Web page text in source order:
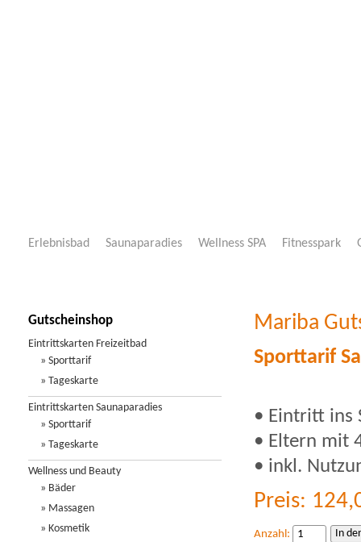
Erlebnisbad Saunaparadies Wellness SPA Fitnesspark
Gutscheinshop
Eintrittskarten Freizeitbad
» Sporttarif
» Tageskarte
Eintrittskarten Saunaparadies
» Sporttarif
» Tageskarte
Wellness und Beauty
» Bäder
» Massagen
» Kosmetik
Mariba
Sporttarif
• Eintritt ins
• Eltern mit
• inkl.
Preis:
Anzahl: